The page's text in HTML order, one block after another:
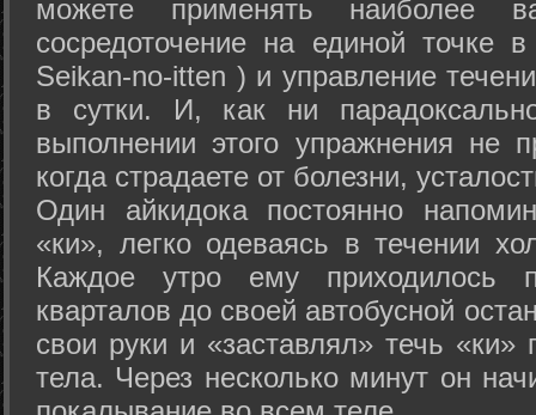
можете применять наиболее
сосредоточение на единой точке
Seikan-­no-­itten ) и управление
в сутки. И, как ни
выполнении этого упражнения не
когда страдаете от болезни,
Один айкидока постоянно
«ки», легко одеваясь в течении
Каждое утро ему приходилось
кварталов до своей автобусной
свои руки и «заставлял» течь «ки»
тела. Через несколько минут он